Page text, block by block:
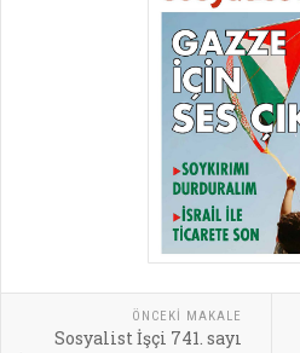
ÖNCEKI MAKALE
Sosyalist İşçi 741. sayı